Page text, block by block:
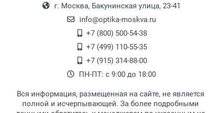
Самовывоз.
Оплата товара производится
наличными непосредственно на пункте
выдачи товара.
Перечисление средств на расчетный счет.
18:00, по субботам с 11:00 до 15:00, в
офисе по адресу: г. Москва,
Переведеновский переулок 17, корпус 1,
второй этаж, тел. +7 (499) 110-55-35.
После того, как заказ поступает в пункт
выдачи, наш менеджер связывается с
клиентом и оповещает о поступлении
Для получения товара при себе
г. Москва, Бакунинская улица, 23-41
info@optika-moskva.ru
+7 (800) 500-54-38
+7 (499) 110-55-35
+7 (915) 314-88-00
ПН-ПТ: с 9:00 до 18:00
Вся информация, размещенная на сайте, не является
полной и исчерпывающей. За более подробными